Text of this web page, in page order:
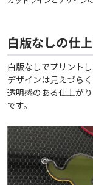
白版なしの仕
白版なしでプリント
デザインは見えづらく
透明感のある仕上が
です。